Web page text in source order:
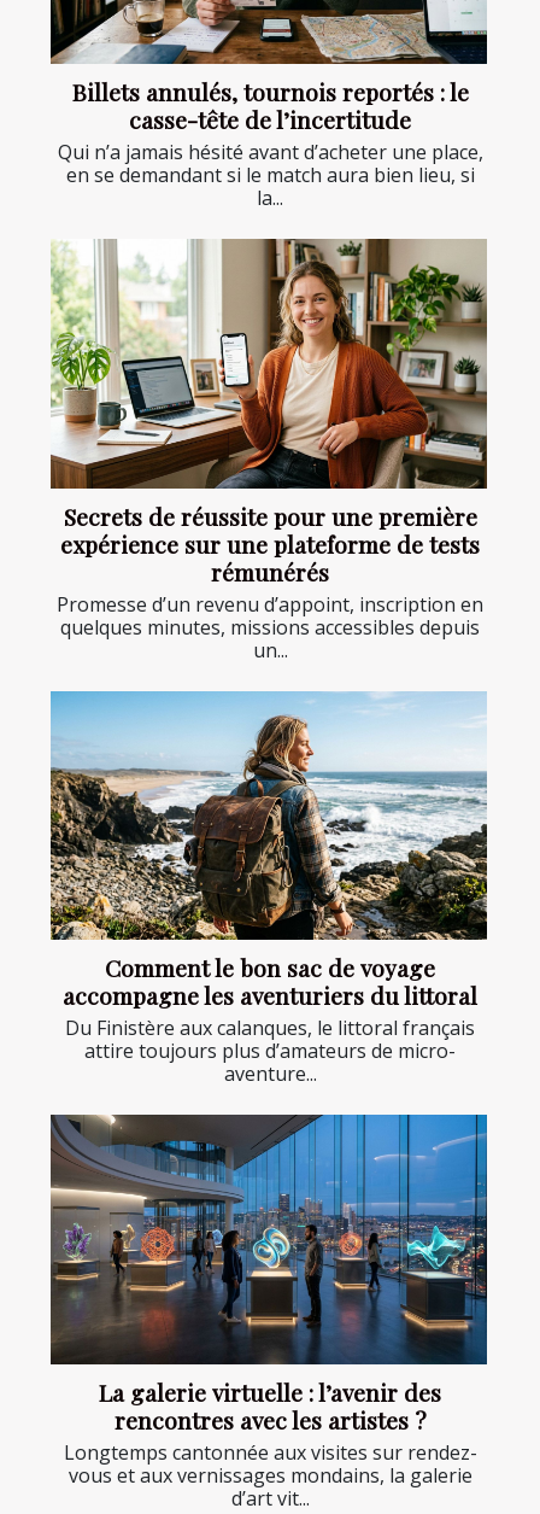
Billets annulés, tournois reportés : le
casse-tête de l’incertitude
Qui n’a jamais hésité avant d’acheter une place,
en se demandant si le match aura bien lieu, si
la...
Secrets de réussite pour une première
expérience sur une plateforme de tests
rémunérés
Promesse d’un revenu d’appoint, inscription en
quelques minutes, missions accessibles depuis
un...
Comment le bon sac de voyage
accompagne les aventuriers du littoral
Du Finistère aux calanques, le littoral français
attire toujours plus d’amateurs de micro-
aventure...
La galerie virtuelle : l’avenir des
rencontres avec les artistes ?
Longtemps cantonnée aux visites sur rendez-
vous et aux vernissages mondains, la galerie
d’art vit...